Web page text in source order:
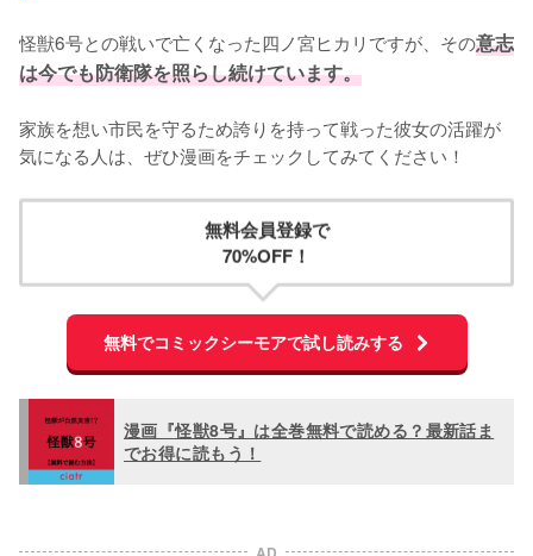
怪獣6号との戦いで亡くなった四ノ宮ヒカリですが、その意志
は今でも防衛隊を照らし続けています。
家族を想い市民を守るため誇りを持って戦った彼女の活躍が
気になる人は、ぜひ漫画をチェックしてみてください！
無料会員登録で
70%OFF！
無料でコミックシーモアで試し読みする
漫画『怪獣8号』は全巻無料で読める？最新話ま
でお得に読もう！